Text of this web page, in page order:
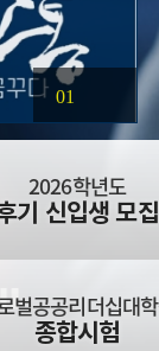
2026학년도
기 신입생 모집
벌공공리더십대
종합시험
01